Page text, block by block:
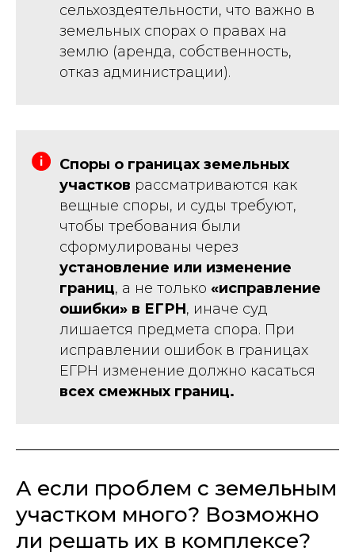
сельхоздеятельности, что важно в
земельных спорах о правах на
землю (аренда, собственность,
отказ администрации).
Споры о границах земельных
участков рассматриваются как
вещные споры, и суды требуют,
чтобы требования были
сформулированы через
установление или изменение
границ, а не только «исправление
ошибки» в ЕГРН, иначе суд
лишается предмета спора. При
исправлении ошибок в границах
ЕГРН изменение должно касаться
всех смежных границ.
А если проблем с земельным
участком много? Возможно
ли решать их в комплексе?